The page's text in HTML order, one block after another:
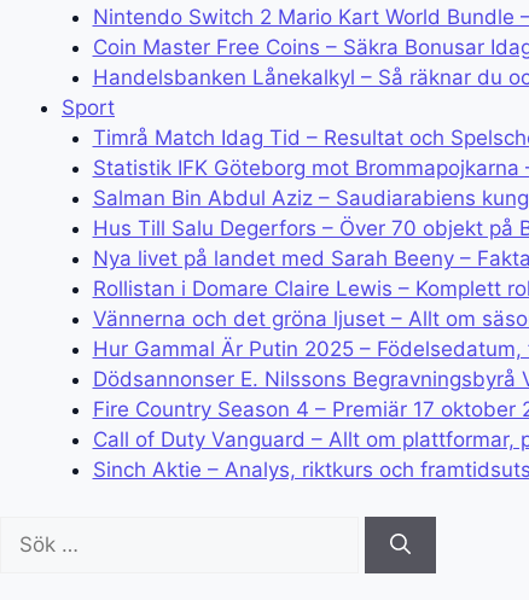
Nintendo Switch 2 Mario Kart World Bundle
Coin Master Free Coins – Säkra Bonusar
Handelsbanken Lånekalkyl – Så räknar du
Sport
Timrå Match Idag Tid – Resultat och
Statistik IFK Göteborg mot Brommapojkarna
Salman Bin Abdul Aziz – Saudiarabiens
Hus Till Salu Degerfors – Över 70 objekt på
Nya livet på landet med Sarah Beeny –
Rollistan i Domare Claire Lewis – Komplett
Vännerna och det gröna ljuset – Allt om
Hur Gammal Är Putin 2025 –
Dödsannonser E. Nilssons Begravningsbyrå
Fire Country Season 4 – Premiär 17 oktober
Call of Duty Vanguard – Allt om plattformar,
Sinch Aktie – Analys, riktkurs och
efter: